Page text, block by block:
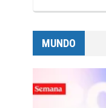
MUNDO